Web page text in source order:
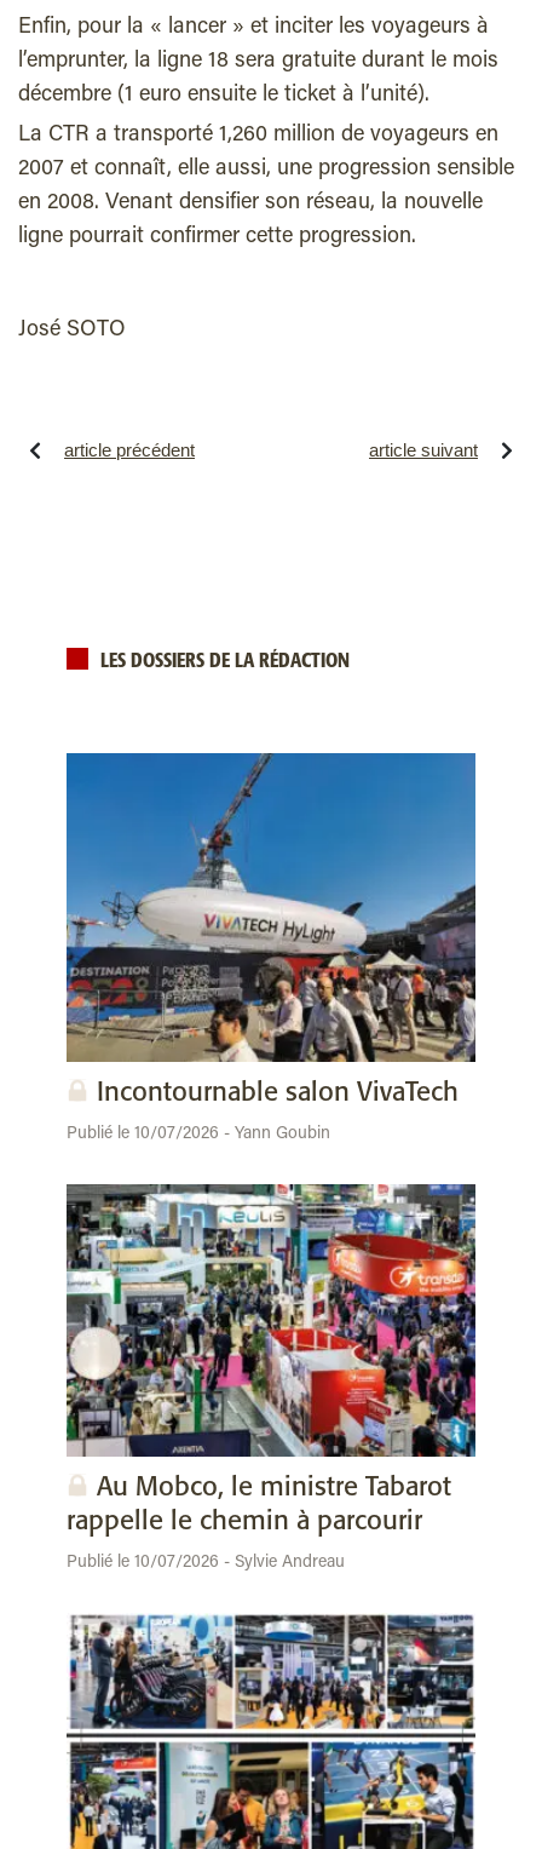
Enfin, pour la « lancer » et inciter les voyageurs à
l’emprunter, la ligne 18 sera gratuite durant le mois
décembre (1 euro ensuite le ticket à l’unité).
La CTR a transporté 1,260 million de voyageurs en
2007 et connaît, elle aussi, une progression sensible
en 2008. Venant densifier son réseau, la nouvelle
ligne pourrait confirmer cette progression.
José SOTO
article précédent article suivant
LES DOSSIERS DE LA RÉDACTION
Incontournable salon VivaTech
Publié le 10/07/2026 - Yann Goubin
Au Mobco, le ministre Tabarot
rappelle le chemin à parcourir
Publié le 10/07/2026 - Sylvie Andreau